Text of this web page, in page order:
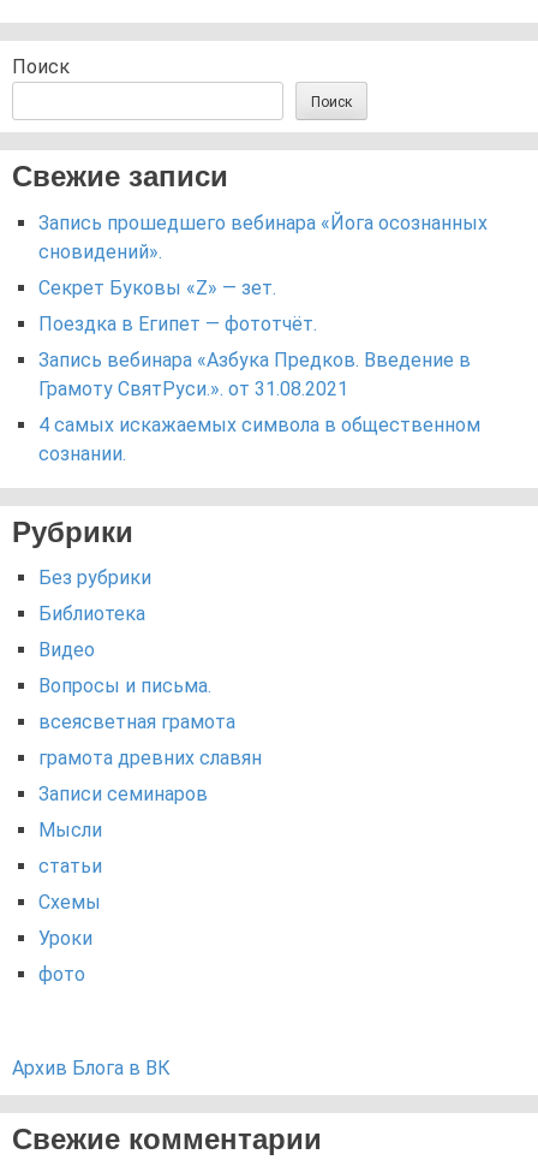
Поиск
Поиск
Свежие записи
Запись прошедшего вебинара «Йога осознанных
сновидений».
Секрет Буковы «Z» — зет.
Поездка в Египет — фототчёт.
Запись вебинара «Азбука Предков. Введение в
Грамоту СвятРуси.». от 31.08.2021
4 самых искажаемых символа в общественном
сознании.
Рубрики
Без рубрики
Библиотека
Видео
Вопросы и письма.
всеясветная грамота
грамота древних славян
Записи семинаров
Мысли
статьи
Схемы
Уроки
фото
Архив Блога в ВК
Свежие комментарии